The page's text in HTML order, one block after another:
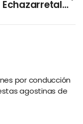
Katya Echazarretala Primera Mujer Mexicana En Ir Al Espacio
por conducción
agostinas de